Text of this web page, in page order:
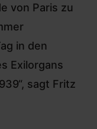
von Paris zu
in den
Exilorgans
sagt Fritz